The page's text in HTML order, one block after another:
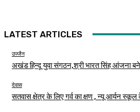
LATEST ARTICLES
उज्जैन
अखंड हिन्दू युवा संगठन,श्री भारत सिंह आंजना
देवास
सतवास क्षेत्र के लिए गर्व का क्षण , न्यू आर्यन